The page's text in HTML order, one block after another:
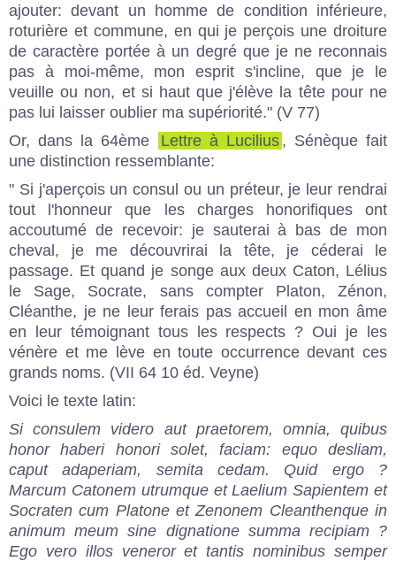
ajouter: devant un homme de condition inférieure,
roturière et commune, en qui je perçois une droiture
de caractère portée à un degré que je ne reconnais
pas à moi-même, mon esprit s'incline, que je le
veuille ou non, et si haut que j'élève la tête pour ne
pas lui laisser oublier ma supériorité." (V 77)
Or, dans la 64ème
Lettre à Lucilius , Sénèque fait
une distinction ressemblante:
" Si j'aperçois un consul ou un préteur, je leur rendrai
tout l'honneur que les charges honorifiques ont
accoutumé de recevoir: je sauterai à bas de mon
cheval, je me découvrirai la tête, je céderai le
passage. Et quand je songe aux deux Caton, Lélius
le Sage, Socrate, sans compter Platon, Zénon,
Cléanthe, je ne leur ferais pas accueil en mon âme
en leur témoignant tous les respects ? Oui je les
vénère et me lève en toute occurrence devant ces
grands noms. (VII 64 10 éd. Veyne)
Voici le texte latin:
Si consulem videro aut praetorem, omnia, quibus
honor haberi honori solet, faciam: equo desliam,
caput adaperiam, semita cedam. Quid ergo ?
Marcum Catonem utrumque et Laelium Sapientem et
Socraten cum Platone et Zenonem Cleanthenque in
animum meum sine dignatione summa recipiam ?
Ego vero illos veneror et tantis nominibus semper